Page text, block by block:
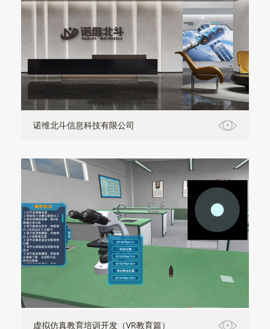
诺维北斗信息科技有限公司
虚拟仿真教育培训开发（VR教育篇）